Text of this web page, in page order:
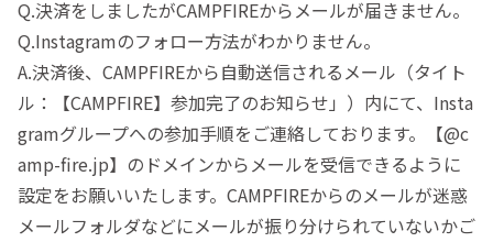
Q.決済をしましたがCAMPFIREからメールが届きません。
Q.Instagramのフォロー方法がわかりません。
A.決済後、CAMPFIREから自動送信されるメール（タイト
ル：【CAMPFIRE】参加完了のお知らせ」）内にて、Insta
gramグループへの参加手順をご連絡しております。【@c
amp-fire.jp】のドメインからメールを受信できるように
設定をお願いいたします。CAMPFIREからのメールが迷惑
メールフォルダなどにメールが振り分けられていないかご